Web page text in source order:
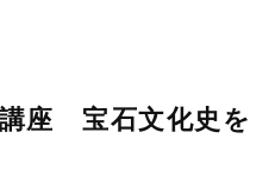
座 宝石文化史を